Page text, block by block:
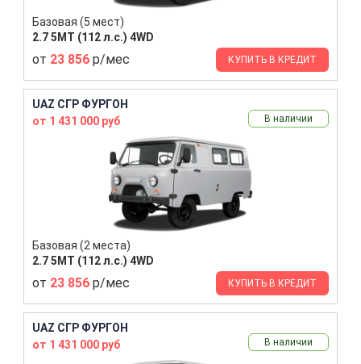
Базовая (5 мест)
2.7 5MT (112 л.с.) 4WD
от 23 856 р/мес КУПИТЬ В КРЕДИТ
UAZ СГР ФУРГОН
от 1 431 000 руб
В наличии
Базовая (2 места)
2.7 5MT (112 л.с.) 4WD
от 23 856 р/мес КУПИТЬ В КРЕДИТ
UAZ СГР ФУРГОН
от 1 431 000 руб
В наличии